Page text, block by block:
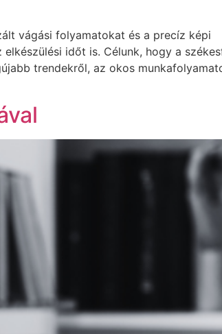
vágási folyamatokat és a precíz képi
időt is. Célunk, hogy a
trendekről, az okos